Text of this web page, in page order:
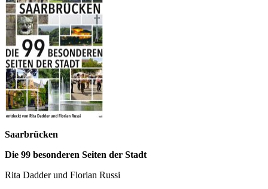
Saarbrücken
Die 99 besonderen Seiten der Stadt
Rita Dadder und Florian Russi